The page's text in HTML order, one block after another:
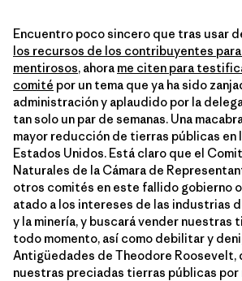
Encuentro poco sincero que tras usar
los recursos de los contribuyentes para
mentirosos, ahora me citen para
comité por un tema que ya ha sido
administración y aplaudido por la
tan solo un par de semanas. Una
mayor reducción de tierras públicas en
Estados Unidos. Está claro que el
Naturales de la Cámara de
otros comités en este fallido gobierno
atado a los intereses de las industrias
y la minería, y buscará vender nuestras
todo momento, así como debilitar y
Antigüedades de Theodore Roosevelt,
nuestras preciadas tierras públicas por